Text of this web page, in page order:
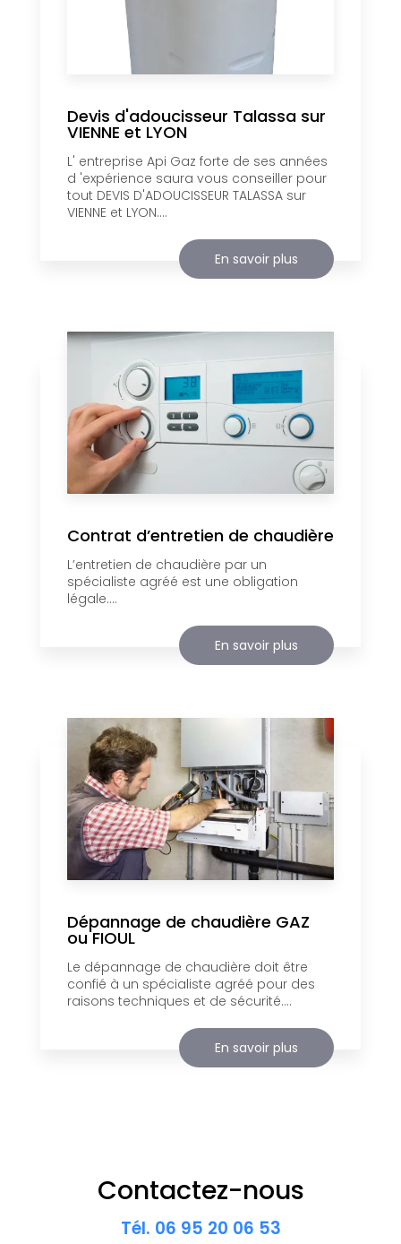
Devis d'adoucisseur Talassa sur
VIENNE et LYON
L' entreprise Api Gaz forte de ses années
d 'expérience saura vous conseiller pour
tout DEVIS D'ADOUCISSEUR TALASSA sur
VIENNE et LYON....
En savoir plus
Contrat d’entretien de chaudière
L’entretien de chaudière par un
spécialiste agréé est une obligation
légale....
En savoir plus
Dépannage de chaudière GAZ
ou FIOUL
Le dépannage de chaudière doit être
confié à un spécialiste agréé pour des
raisons techniques et de sécurité....
En savoir plus
Contactez-nous
Tél. 06 95 20 06 53